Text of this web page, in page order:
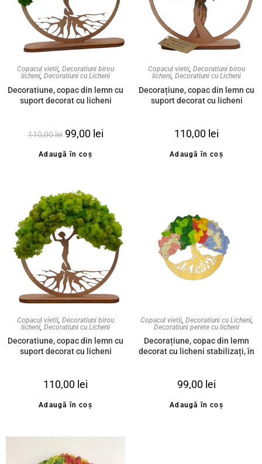
Copacul vietii, Decoratiuni birou
licheni, Decoratiuni cu Licheni
Decoratiune, copac din lemn cu
suport decorat cu licheni
110,00lei 99,00 lei
Adaugă în coș
Copacul vietii, Decoratiuni birou
licheni, Decoratiuni cu Licheni
Decorațiune, copac din lemn cu
suport decorat cu licheni
110,00 lei
Adaugă în coș
Copacul vietii Decoratiuni birou
licheni Decoratiuni cu Licheni
Decoratiune, copac din lemn cu
suport decorat cu licheni
110,00 lei
Adaugă în coș
Copacul vietii, Decoratiuni cu Licheni,
Decoratiuni perete cu licheni
Decorațiune, copac din lemn
decorat cu licheni stabilizați, în
99,00 lei
Adaugă în coș